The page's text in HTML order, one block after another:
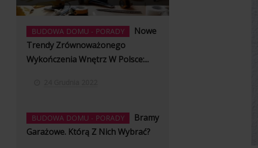
BUDOWA DOMU - PORADY
Nowe
Trendy Zrównoważonego
Wykończenia Wnętrz W Polsce:...
BUDOWA DOMU - PORADY
Bramy
Garażowe. Którą Z Nich Wybrać?